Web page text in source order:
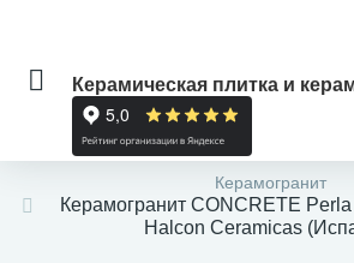
Керамическая плитка и
Керамогранит
Керамогранит CONCRETE
Halcon Ceramicas